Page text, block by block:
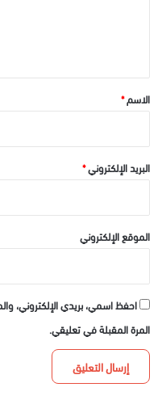
*الاسم*
البريد الإلكتروني*
الموقع الإلكتروني
احفظ اسمي، بريدي الإلكتروني،
المرة المقبلة في تعليقي.